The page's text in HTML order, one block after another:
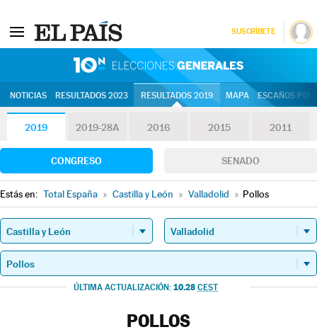
SUSCRÍBETE
NOTICIAS RESULTADOS 2023 RESULTADOS 2019 MAPA ESCAÑOS
2019 2019-28A 2016 2015 2011
CONGRESO SENADO
Estás en: Total España » Castilla y León » Valladolid » Pollos
ÚLTIMA ACTUALIZACIÓN: 10.28 CEST
POLLOS